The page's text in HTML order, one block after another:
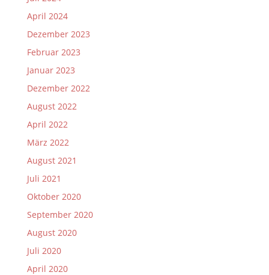
April 2024
Dezember 2023
Februar 2023
Januar 2023
Dezember 2022
August 2022
April 2022
März 2022
August 2021
Juli 2021
Oktober 2020
September 2020
August 2020
Juli 2020
April 2020